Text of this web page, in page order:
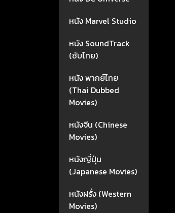
หนัง Marvel Studio
หนัง SoundTrack
(ซับไทย)
หนัง พากย์ไทย
(Thai Dubbed
Movies)
หนังจีน (Chinese
Movies)
หนังญี่ปุ่น
(Japanese Movies)
หนังฝรั่ง (Western
Movies)